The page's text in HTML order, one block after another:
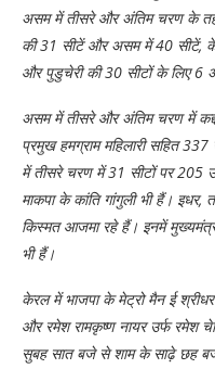
असम में तीसरे और अंतिम चरण के
की 31 सीटें और असम में 40 सीटें,
और पुडुचेरी की 30 सीटों के लिए 6
असम में तीसरे और अंतिम चरण में
प्रमुख हमग्राम महिलारी सहित 337
में तीसरे चरण में 31 सीटों पर 205
माकपा के कांति गांगुली भी हैं। इधर,
किस्मत आजमा रहे हैं। इनमें
भी हैं।
केरल में भाजपा के मेट्रो मैन ई
और रमेश रामकृष्ण नायर उर्फ ​​रमेश
सुबह सात बजे से शाम के साढ़े छह